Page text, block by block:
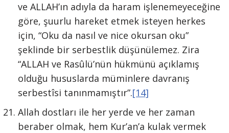
ve ALLAH’ın adıyla da haram işlenemeyeceğine
göre, şuurlu hareket etmek isteyen herkes
için, “Oku da nasıl ve nice okursan oku”
şeklinde bir serbestlik düşünülemez. Zira
“ALLAH ve Rasûlü’nün hükmünü açıklamış
olduğu hususlarda müminlere davranış
serbestîsi tanınmamıştır”.[14]
Allah dostları ile her yerde ve her zaman
beraber olmak, hem Kur’an’a kulak vermek